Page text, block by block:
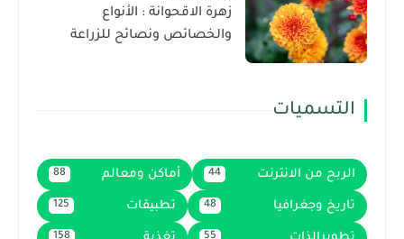
زهرة الاقحوانة : الأنواع
والخصائص ونصائح للزراعة
التسميات
الربح من الانترنت 44 أماكن ومعالم 88
تاريخ وجغرافيا 48 تطبيقات 125